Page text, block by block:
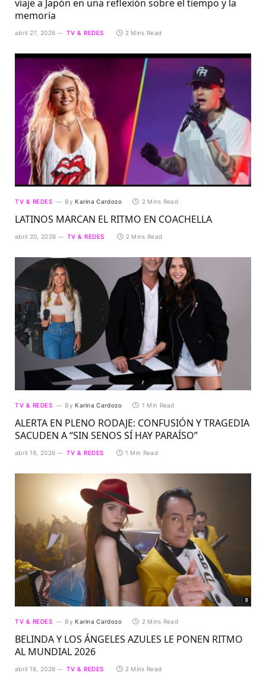
viaje a Japón en una reflexión sobre el tiempo y la
memoria
abril 27, 2026 TV & REDES 2 Mins Read
TV & REDES By Karina Cardozo 2 Mins Read
LATINOS MARCAN EL RITMO EN COACHELLA
abril 20, 2026 TV & REDES 2 Mins Read
TV & REDES By Karina Cardozo 1 Min Read
ALERTA EN PLENO RODAJE: CONFUSIÓN Y TRAGEDIA
SACUDEN A “SIN SENOS SÍ HAY PARAÍSO”
abril 19, 2026 TV & REDES 1 Min Read
TV & REDES By Karina Cardozo 2 Mins Read
BELINDA Y LOS ÁNGELES AZULES LE PONEN RITMO
AL MUNDIAL 2026
abril 18, 2026 TV & REDES 2 Mins Read